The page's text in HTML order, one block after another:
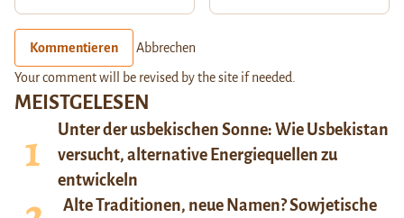
MEISTGELESEN
Unter der usbekischen Sonne: Wie Usbekistan
versucht, alternative Energiequellen zu
entwickeln
Alte Traditionen, neue Namen? Sowjetische
Kommentieren Abbrechen
Your comment will be revised by the site if needed.